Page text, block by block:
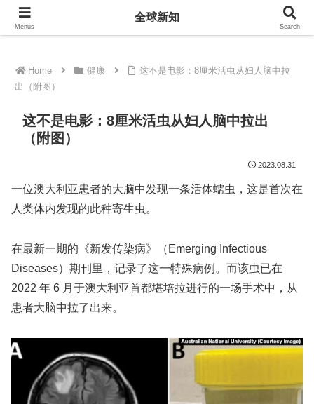
全球新知
Home 健康
这不是电影：8厘米活虫从妇人脑中拉
出（附图）
这不是电影：8厘米活虫从妇人脑中拉出
（附图）
2023.08.31
一位澳大利亚患者的大脑中发现一条活体蠕虫，这是首次在
人类体内发现的此种寄生虫。
在最新一期的《新发传染病》（Emerging Infectious
Diseases）期刊里，记录了这一特殊病例。而该虫已在
2022 年 6 月于澳大利亚首都堪培拉进行的一场手术中，从
患者大脑中拉了出来。
Menus
全球新知
Search